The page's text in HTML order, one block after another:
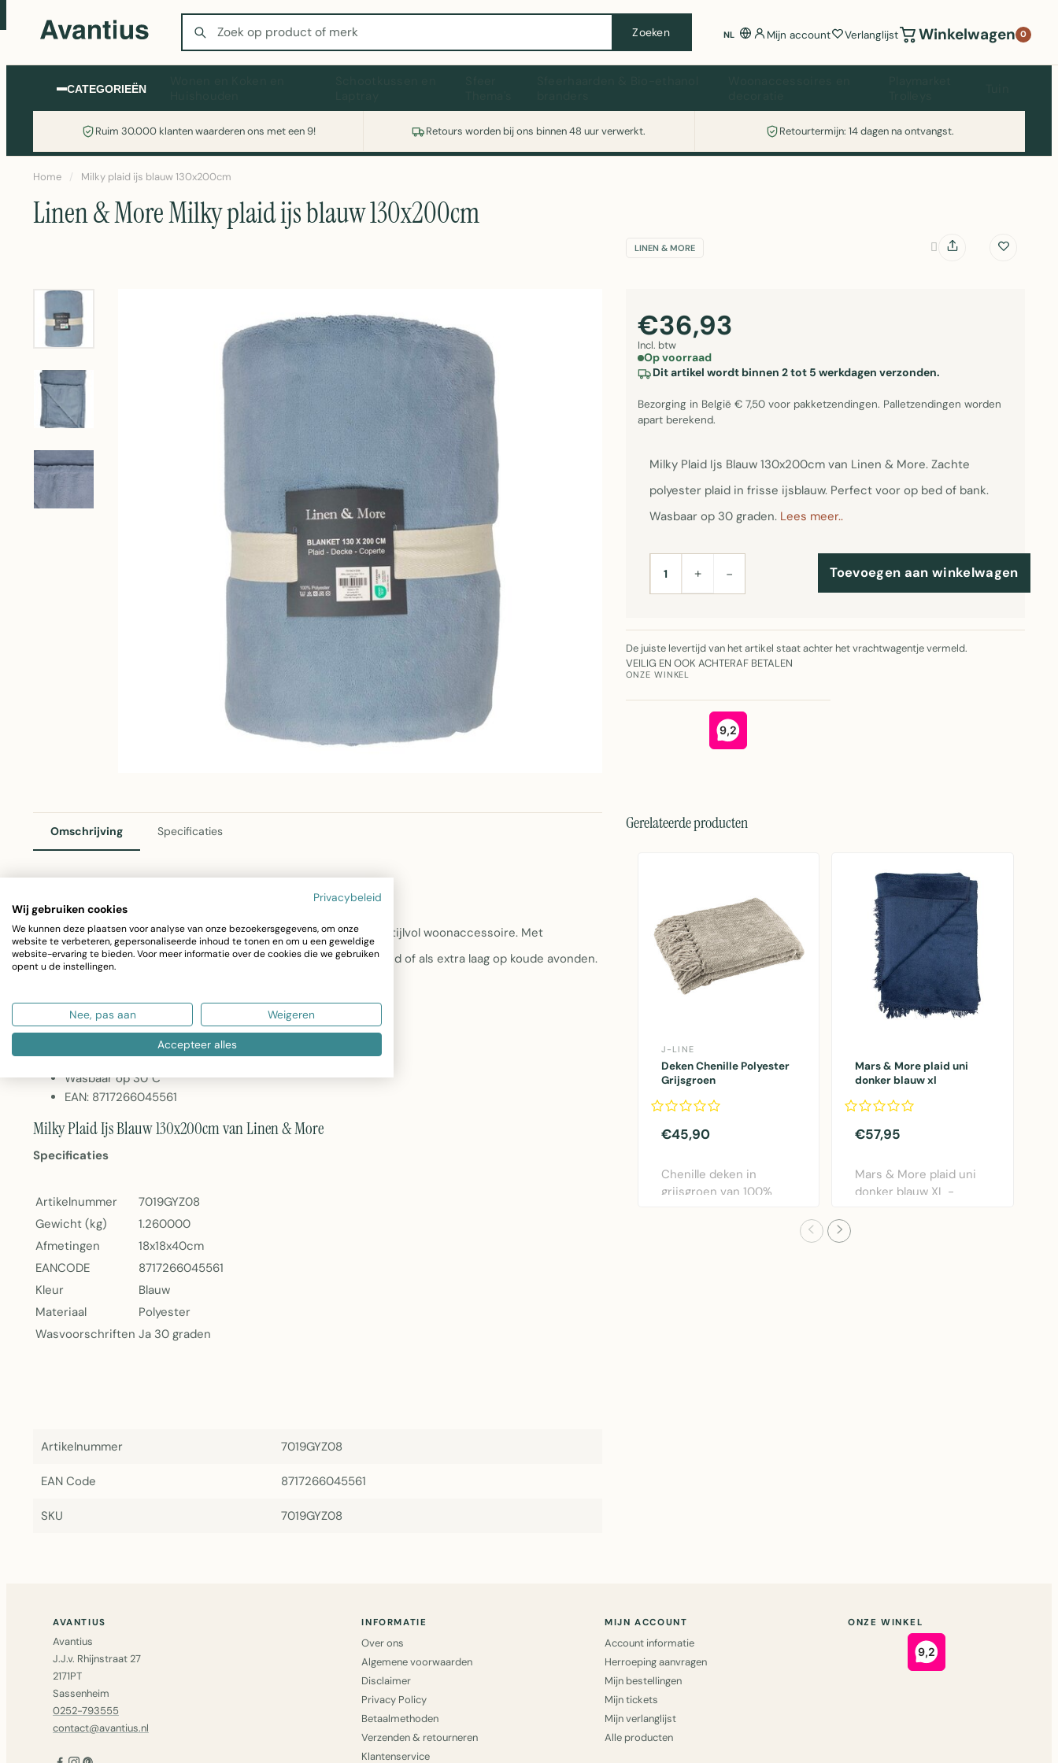
Zoeken
Zoeken NL Mijn account Verlanglijst Winkelwagen 0
CATEGORIEËN
Ruim 30.000 klanten waarderen ons met een 9! Retours worden bij ons binnen 48 uur verwerkt. Retourtermijn: 14 dagen na ontvangst.
Wasmachine of koelkast nodig? Vergelijk alle prijzen op Witgoedaanbod.nl
Home / Milky plaid ijs blauw 130x200cm
Linen & More Milky plaid ijs blauw 130x200cm
LINEN & MORE
€36,93
Incl. btw
Op voorraad
Dit artikel wordt binnen 2 tot 5 werkdagen verzonden.
Bezorging in België € 7,50 voor pakketzendingen. Palletzendingen worden
apart berekend.
Milky Plaid Ijs Blauw 130x200cm van Linen & More. Zachte
polyester plaid in frisse ijsblauw. Perfect voor op bed of bank.
Wasbaar op 30 graden. Lees meer..
AANTAL+ − Toevoegen aan winkelwagen
De juiste levertijd van het artikel staat achter het vrachtwagentje vermeld.
VEILIG EN OOK ACHTERAF BETALEN
ONZE WINKEL
Omschrijving Specificaties
Milky Plaid Ijs Blauw 130x200cm
De Milky Plaid in ijs blauw van Linen & More is een veelzijdig en stijlvol woonaccessoire. Met
afmetingen van 130x200cm is deze plaid perfect voor je bank, bed of als extra laag op koude avonden.
Kleur: Trendy ijs blauw
Afmetingen: 130x200cm
Materiaal: Duurzaam polyester
Gewicht: 1,26kg
Wasbaar op 30°C
EAN: 8717266045561
Milky Plaid Ijs Blauw 130x200cm van Linen & More
Specificaties
Artikelnummer
7019GYZ08
Gewicht (kg)
1.260000
Afmetingen
18x18x40cm
EANCODE
8717266045561
Kleur
Blauw
Materiaal
Polyester
Wasvoorschriften Ja 30 graden
Artikelnummer 7019GYZ08
EAN Code 8717266045561
SKU 7019GYZ08
Gerelateerde producten
J-LINE
Deken Chenille Polyester
Grijsgroen
€45,90
Chenille deken in
grijsgroen van 100%
Mars & More plaid uni
donker blauw xl
€57,95
Mars & More plaid uni
donker blauw XL -
AVANTIUS
Avantius
J.J.v. Rhijnstraat 27
2171PT
Sassenheim
0252-793555
contact@avantius.nl
INFORMATIE
Over ons
Algemene voorwaarden
Disclaimer
Privacy Policy
Betaalmethoden
Verzenden & retourneren
Klantenservice
MIJN ACCOUNT
Account informatie
Herroeping aanvragen
Mijn bestellingen
Mijn tickets
Mijn verlanglijst
Alle producten
ONZE WINKEL
Privacybeleid
Wij gebruiken cookies
We kunnen deze plaatsen voor analyse van onze bezoekersgegevens, om onze
website te verbeteren, gepersonaliseerde inhoud te tonen en om u een geweldige
website-ervaring te bieden. Voor meer informatie over de cookies die we gebruiken
opent u de instellingen.
Nee, pas aan Weigeren
Accepteer alles